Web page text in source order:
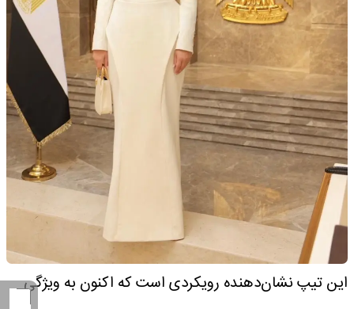
این تیپ نشان‌دهنده رویکردی است که اکنون به ویژگی